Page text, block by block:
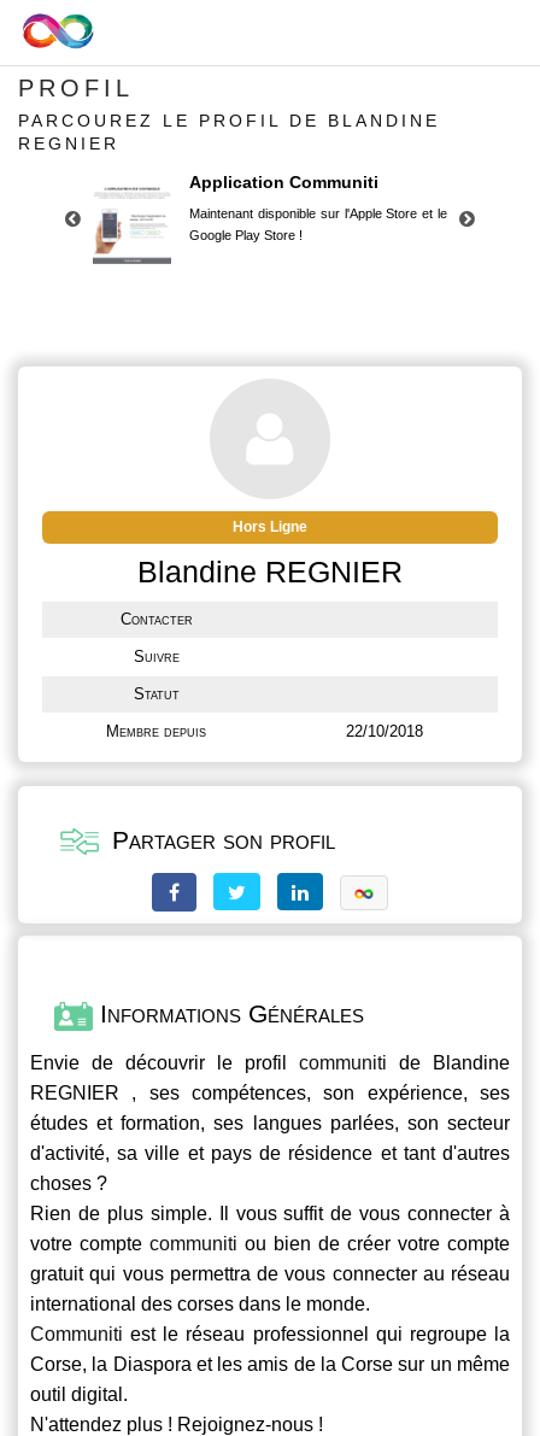
PROFIL
PARCOUREZ LE PROFIL DE BLANDINE
REGNIER
Application Communiti
Maintenant disponible sur l'Apple Store et le
Google Play Store !
Google Play Store !
Hors Ligne
Blandine REGNIER
Contacter
Suivre
Statut
Membre depuis 22/10/2018
Partager son profil
Informations Générales
Envie de découvrir le profil communiti de Blandine
REGNIER , ses compétences, son expérience, ses
études et formation, ses langues parlées, son secteur
d'activité, sa ville et pays de résidence et tant d'autres
choses ?
Rien de plus simple. Il vous suffit de vous connecter à
votre compte communiti ou bien de créer votre compte
gratuit qui vous permettra de vous connecter au réseau
international des corses dans le monde.
Communiti est le réseau professionnel qui regroupe la
Corse, la Diaspora et les amis de la Corse sur un même
outil digital.
N'attendez plus ! Rejoignez-nous !